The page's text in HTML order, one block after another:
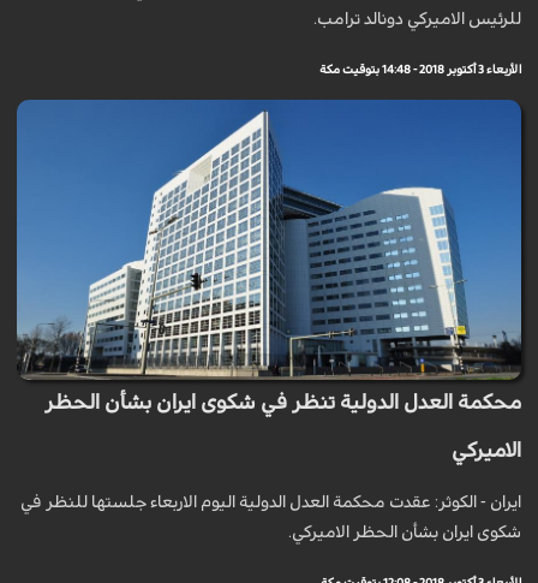
للرئيس الاميركي دونالد ترامب.
الأربعاء 3 أكتوبر 2018 - 14:48 بتوقيت مكة
محكمة العدل الدولية تنظر في شكوى ايران بشأن الحظر
الاميركي
ايران - الكوثر: عقدت محكمة العدل الدولية اليوم الاربعاء جلستها للنظر في
شكوى ايران بشأن الحظر الاميركي.